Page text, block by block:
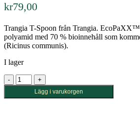
kr79,00
Trangia T-Spoon från Trangia. EcoPaXX™
polyamid med 70 % bioinnehåll som
(Ricinus communis).
I lager
Trangia
T-
SpoonLägg i varukorgen